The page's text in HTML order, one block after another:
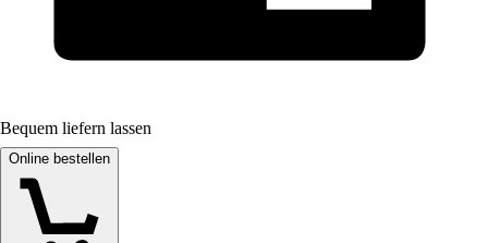
Bequem liefern lassen
Online bestellen